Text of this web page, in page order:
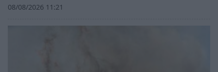
08/08/2026 11:21